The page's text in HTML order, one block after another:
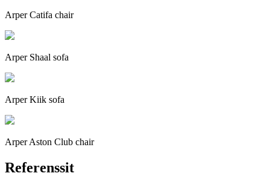
Arper Catifa chair
Arper Shaal sofa
Arper Kiik sofa
Arper Aston Club chair
Referenssit